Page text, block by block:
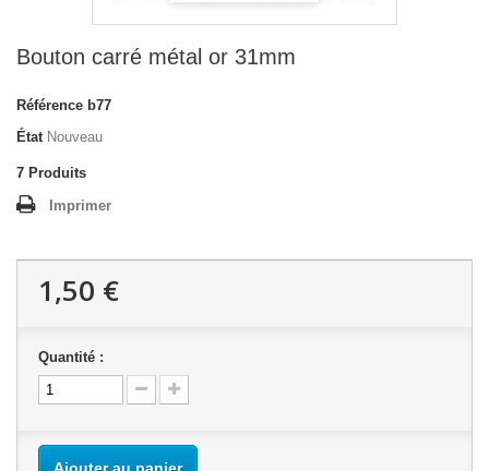
Bouton carré métal or 31mm
Référence b77
État Nouveau
7 Produits
Imprimer
1,50 €
Quantité :